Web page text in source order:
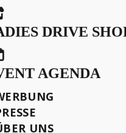
View preferences
DRIVE
AGENDA
UNS